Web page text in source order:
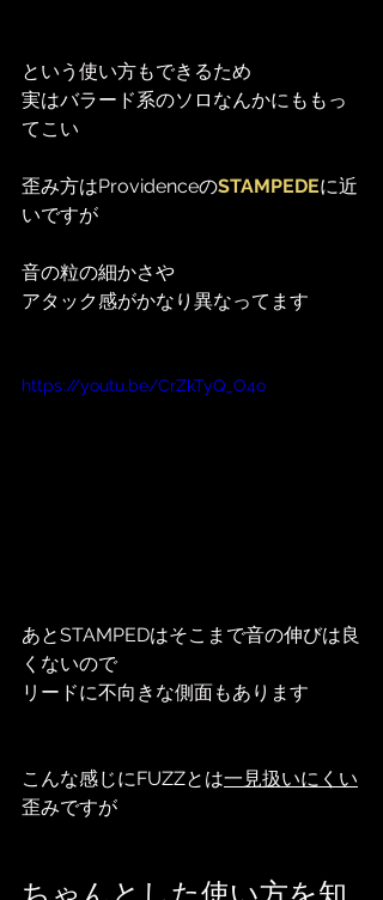
という使い方もできるため
実はバラード系のソロなんかにももっ
てこい
歪み方はProvidenceのSTAMPEDEに近
いですが
音の粒の細かさや
アタック感がかなり異なってます
https://youtu.be/CrZkTyQ_O4o
あとSTAMPEDはそこまで音の伸びは良
くないので
リードに不向きな側面もあります
こんな感じにFUZZとは一見扱いにくい
歪みですが